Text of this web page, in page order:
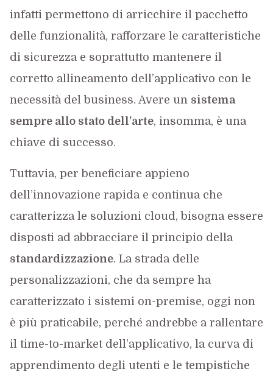
infatti permettono di arricchire il pacchetto
delle funzionalità, rafforzare le caratteristiche
di sicurezza e soprattutto mantenere il
corretto allineamento dell’applicativo con le
necessità del business. Avere un sistema
sempre allo stato dell’arte, insomma, è una
chiave di successo.
Tuttavia, per beneficiare appieno
dell’innovazione rapida e continua che
caratterizza le soluzioni cloud, bisogna essere
disposti ad abbracciare il principio della
standardizzazione. La strada delle
personalizzazioni, che da sempre ha
caratterizzato i sistemi on-premise, oggi non
è più praticabile, perché andrebbe a rallentare
il time-to-market dell’applicativo, la curva di
apprendimento degli utenti e le tempistiche